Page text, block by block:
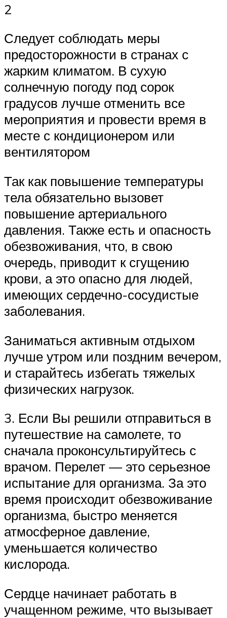
2
Следует соблюдать меры
предосторожности в странах с
жарким климатом. В сухую
солнечную погоду под сорок
градусов лучше отменить все
мероприятия и провести время в
месте с кондиционером или
вентилятором
Так как повышение температуры
тела обязательно вызовет
повышение артериального
давления. Также есть и опасность
обезвоживания, что, в свою
очередь, приводит к сгущению
крови, а это опасно для людей,
имеющих сердечно-сосудистые
заболевания.
Заниматься активным отдыхом
лучше утром или поздним вечером,
и старайтесь избегать тяжелых
физических нагрузок.
3. Если Вы решили отправиться в
путешествие на самолете, то
сначала проконсультируйтесь с
врачом. Перелет — это серьезное
испытание для организма. За это
время происходит обезвоживание
организма, быстро меняется
атмосферное давление,
уменьшается количество
кислорода.
Сердце начинает работать в
учащенном режиме, что вызывает